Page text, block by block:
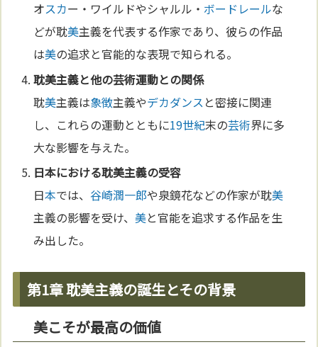
オスカー・ワイルドやシャルル・ ボードレールな
どが耽美主義を代表する作家であり、彼らの作品
は美の追求と官能的な表現で知られる。
耽美主義と他の芸術運動との関係
耽美主義は象徴主義やデカダンス と密接に関連
し、これらの運動とともに19世紀末の芸術界に多
大な影響を与えた。
日本における耽美主義の受容
日本では、 谷崎潤一郎や泉鏡花などの作家が耽美
主義の影響を受け、美と官能を追求する作品を生
み出した。
第1章 耽美主義の誕生とその背景
美こそが最高の価値